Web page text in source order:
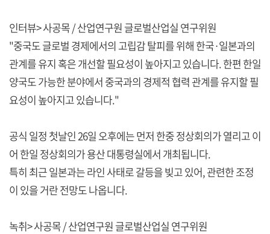
인터뷰> 사공목 / 산업연구원 글로벌산업실 연구위원
"중국도 글로벌 경제에서의 고립감 탈피를 위해 한국·일본과의
관계를 유지 혹은 개선할 필요성이 높아지고 있습니다. 한편 한일
양국도 가능한 분야에서 중국과의 경제적 협력 관계를 유지할 필
요성이 높아지고 있습니다."
공식 일정 첫날인 26일 오후에는 먼저 한중 정상회의가 열리고 이
어 한일 정상회의가 용산 대통령실에서 개최됩니다.
특히 최근 일본과는 라인 사태로 갈등을 빚고 있어, 관련한 조정
이 있을 거란 전망도 나옵니다.
녹취> 사공목 / 산업연구원 글로벌산업실 연구위원